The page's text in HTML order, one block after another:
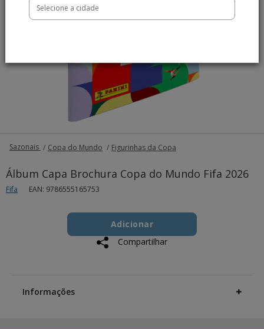
Sazonais Copa do Mundo Figurinhas da Copa
Álbum Capa Brochura Copa do Mundo Fifa 2026
Fifa EAN: 9786555165753
to
cart
Product
ActionsAdicionar
Compartilhar
Information
Informações